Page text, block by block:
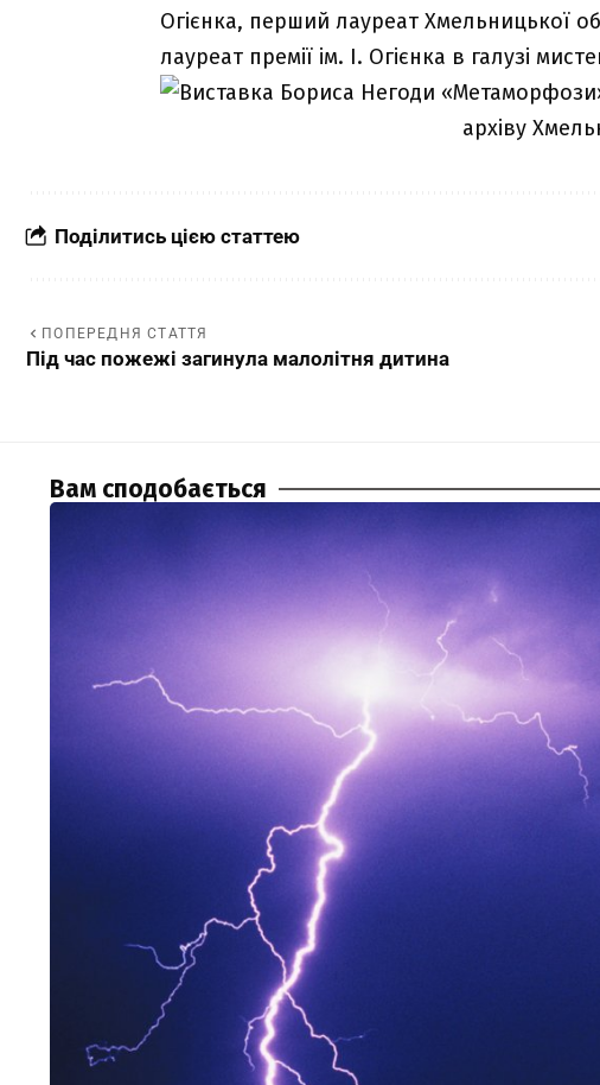
Огієнка, перший лауреат Хмельницької
лауреат премії ім. І. Огієнка в галузі
архіву
Поділитись цією статтею
ПОПЕРЕДНЯ СТАТТЯ
Під час пожежі загинула малолітня дитина
Вам сподобається